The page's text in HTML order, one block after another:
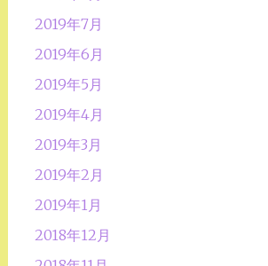
2019年7月
2019年6月
2019年5月
2019年4月
2019年3月
2019年2月
2019年1月
2018年12月